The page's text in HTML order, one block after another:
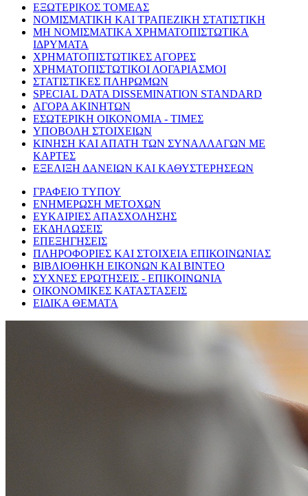
ΕΞΩΤΕΡΙΚΟΣ ΤΟΜΕΑΣ
ΝΟΜΙΣΜΑΤΙΚΗ ΚΑΙ ΤΡΑΠΕΖΙΚΗ ΣΤΑΤΙΣΤΙΚΗ
ΜΗ ΝΟΜΙΣΜΑΤΙΚΑ ΧΡΗΜΑΤΟΠΙΣΤΩΤΙΚΑ
ΙΔΡΥΜΑΤΑ
ΧΡΗΜΑΤΟΠΙΣΤΩΤΙΚΕΣ ΑΓΟΡΕΣ
ΧΡΗΜΑΤΟΠΙΣΤΩΤΙΚΟΙ ΛΟΓΑΡΙΑΣΜΟΙ
ΣΤΑΤΙΣΤΙΚΕΣ ΠΛΗΡΩΜΩΝ
SPECIAL DATA DISSEMINATION STANDARD
ΑΓΟΡΑ ΑΚΙΝΗΤΩΝ
ΕΣΩΤΕΡΙΚΗ ΟΙΚΟΝΟΜΙΑ - ΤΙΜΕΣ
ΥΠΟΒΟΛΗ ΣΤΟΙΧΕΙΩΝ
ΚΙΝΗΣΗ ΚΑΙ ΑΠΑΤΗ ΤΩΝ ΣΥΝΑΛΛΑΓΩΝ ΜΕ
ΚΑΡΤΕΣ
ΕΞΕΛΙΞΗ ΔΑΝΕΙΩΝ ΚΑΙ ΚΑΘΥΣΤΕΡΗΣΕΩΝ
ΓΡΑΦΕΙΟ ΤΥΠΟΥ
ΕΝΗΜΕΡΩΣΗ ΜΕΤΟΧΩΝ
ΕΥΚΑΙΡΙΕΣ ΑΠΑΣΧΟΛΗΣΗΣ
ΕΚΔΗΛΩΣΕΙΣ
ΕΠΕΞΗΓΗΣΕΙΣ
ΠΛΗΡΟΦΟΡΙΕΣ ΚΑΙ ΣΤΟΙΧΕΙΑ ΕΠΙΚΟΙΝΩΝΙΑΣ
ΒΙΒΛΙΟΘΗΚΗ ΕΙΚΟΝΩΝ ΚΑΙ ΒΙΝΤΕΟ
ΣΥΧΝΕΣ ΕΡΩΤΗΣΕΙΣ - ΕΠΙΚΟΙΝΩΝΙΑ
ΟΙΚΟΝΟΜΙΚΕΣ ΚΑΤΑΣΤΑΣΕΙΣ
ΕΙΔΙΚΑ ΘΕΜΑΤΑ